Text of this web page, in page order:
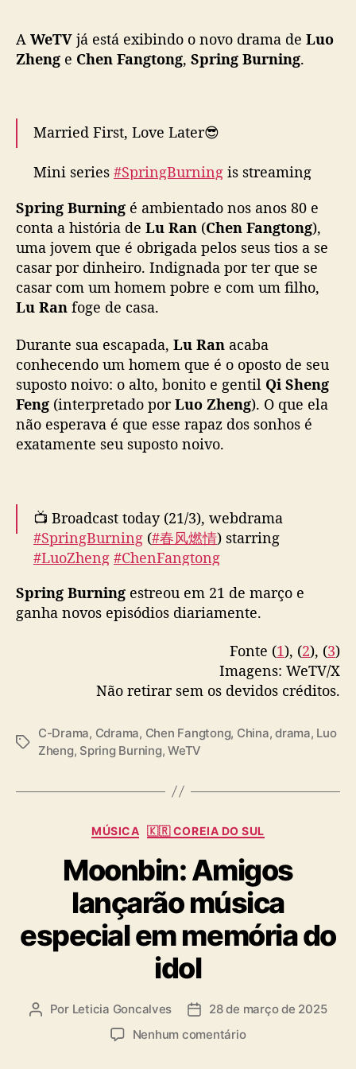
”
:
e
u
o
Z
h
e
C
h
e
n
F
o
n
g
e
s
á
n
o
T
A WeTV já está exibindo o novo drama de Luo
Zheng e Chen Fangtong, Spring Burning.
Married First, Love Later😎
Mini series #SpringBurning is streaming
(Available globally)
Starring #LuoZheng #ChenFangtong #春风燃
情 #罗正 #陈芳彤 #WeTV #WeTVAlwaysMore
pic.twitter.com/nzbTW8iffA
2025
Spring Burning é ambientado nos anos 80 e
conta a história de Lu Ran (Chen Fangtong),
uma jovem que é obrigada pelos seus tios a se
casar por dinheiro. Indignada por ter que se
casar com um homem pobre e com um filho,
Lu Ran foge de casa.
Durante sua escapada, Lu Ran acaba
conhecendo um homem que é o oposto de seu
suposto noivo: o alto, bonito e gentil Qi Sheng
Feng (interpretado porLuo Zheng). O que ela
não esperava é que esse rapaz dos sonhos é
exatamente seu suposto noivo.
📺 Broadcast today (21/3), webdrama
#SpringBurning (#春风燃情) starring
#LuoZheng #ChenFangtong
trailer and poster.pic.twitter.com/pIRyulieVd
Spring Burning estreou em 21 de março e
ganha novos episódios diariamente.
Fonte (1), (2), (3)
Imagens: WeTV/X
Não retirar sem os devidos créditos.
T
s
C-Drama, Cdrama, Chen Fangtong, China,drama, Luo
Zheng, Spring Burning,WeTV
C
t
e
g
o
a
MÚSICA 🇰🇷 COREIA DO SUL
Moonbin: Amigos
lançarão música
especial em memória do
idol
A Por Leticia Goncalves
D 28 de março de 2025
Nenhum comentárioe